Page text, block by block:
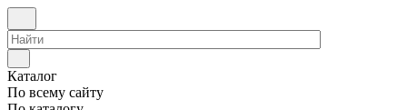
Каталог
По всему сайту